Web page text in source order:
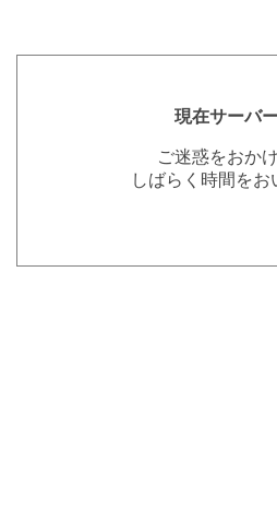
現在サーバ
ご迷惑をおか
しばらく時間を